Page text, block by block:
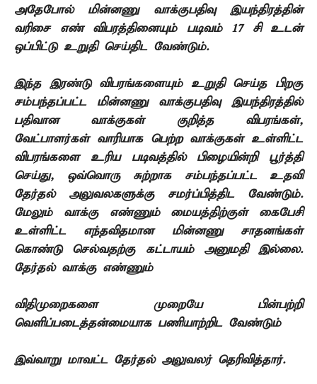
அதேபோல் மின்னணு வாக்குபதிவு இயந்திரத்தின்
வரிசை எண் விபரத்தினையும் படிவம் 17 சி உடன்
ஒப்பிட்டு உறுதி செய்திட வேண்டும்.
இந்த இரண்டு விபரங்களையும் உறுதி செய்த பிறகு
சம்பந்தப்பட்ட மின்னணு வாக்குபதிவு இயந்திரத்தில்
பதிவான வாக்குகள் குறித்த விபரங்கள்,
வேட்பாளர்கள் வாரியாக பெற்ற வாக்குகள் உள்ளிட்ட
விபரங்களை உரிய படிவத்தில் பிழையின்றி பூர்த்தி
செய்து, ஒவ்வொரு சுற்றாக சம்பந்தப்பட்ட உதவி
தேர்தல் அலுவலகளுக்கு சமர்ப்பித்திட வேண்டும்.
மேலும் வாக்கு எண்ணும் மையத்திற்குள் கைபேசி
உள்ளிட்ட எந்தவிதமான மின்னணு சாதனங்கள்
கொண்டு செல்வதற்கு கட்டாயம் அனுமதி இல்லை.
தேர்தல் வாக்கு எண்ணும்
விதிமுறைகளை முறையே பின்பற்றி
வெளிப்படைத்தன்மையாக பணியாற்றிட வேண்டும்
இவ்வாறு மாவட்ட தேர்தல் அலுவலர் தெரிவித்தார்.